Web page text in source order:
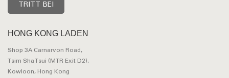
HONG KONG LADEN
Shop 3A Carnarvon Road,
Tsim Sha Tsui (MTR Exit D2),
Kowloon, Hong Kong